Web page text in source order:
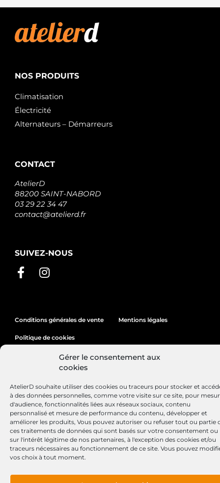
Gérer le consentement aux
cookies
AtelierD souhaite utiliser des cookies ou traceurs pour stocker et
à des données personnelles, comme votre visite sur ce site, pour
d'audience, fonctionnalités liées aux réseaux sociaux, contenu
personnalisé et mesure de performance du contenu, développer et
améliorer les produits, Vous pouvez autoriser ou refuser tout ou partie
ces traitements de données qui sont basés sur votre consentement ou
sur l'intérêt légitime de nos partenaires, à l'exception des cookies et/ou
traceurs nécessaires au fonctionnement de ce site. Vous pouvez
vos choix à tout moment.
NOS PRODUITS
Climatisation
Électricité
Alternateurs – Démarreurs
CONTACT
AtelierD
88200 SAINT-NABORD
03 29 22 34 47
contact@atelierd.fr
SUIVEZ-NOUS
Conditions générales de vente Mentions légales
Politique de cookies